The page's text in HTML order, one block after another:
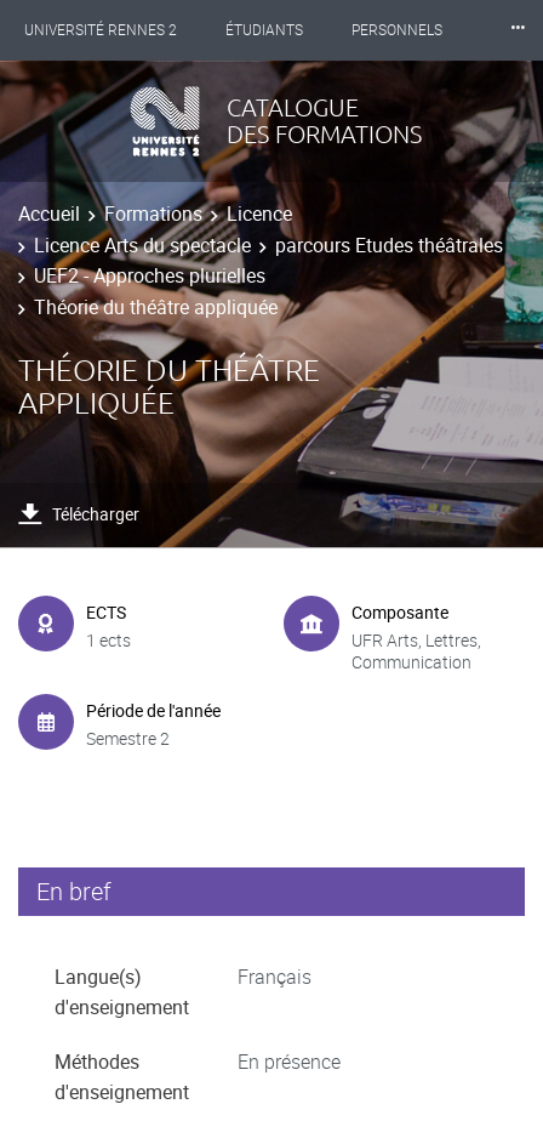
UNIVERSITÉ RENNES 2 ÉTUDIANTS PERSONNELS
INTERNATIONAL PROFESSIONNELS BIBLIOTHÈQUES
LES NOUVELLES DE RENNES 2
⸱⸱⸱
CATALOGUE
DES FORMATIONS
Accueil Formations
Licence
Licence Arts du spectacle
parcours Etudes théâtrales
UEF2 - Approches plurielles
Théorie du théâtre appliquée
THÉORIE DU THÉÂTRE
APPLIQUÉE
Télécharger
ECTS
1 ects
Composante
UFR Arts, Lettres,
Communication
Période de l'année
Semestre 2
En bref
Langue(s)
d'enseignement
Français
Méthodes
d'enseignement
En présence